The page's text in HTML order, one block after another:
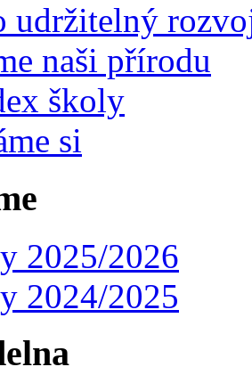
udržitelný
naši přírodu
školy
si
2025/2026
2024/2025